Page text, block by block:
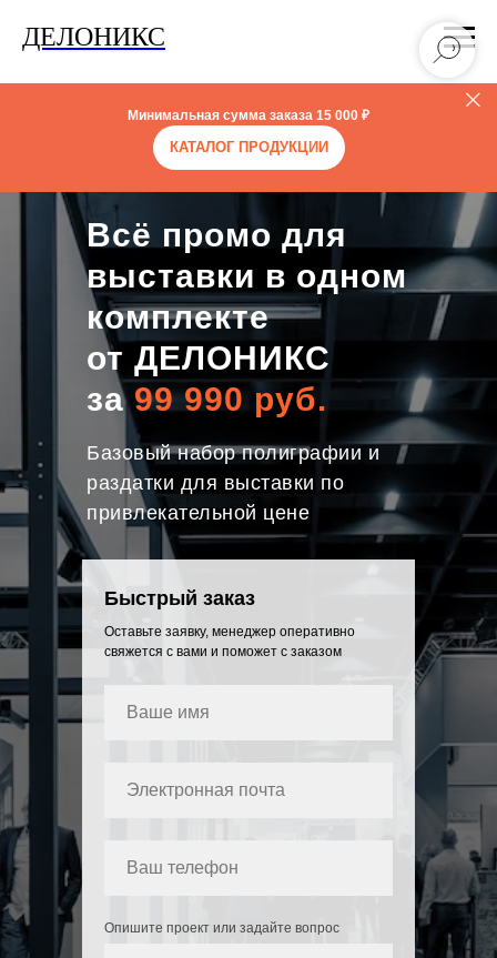
ДЕЛОНИКС
Минимальная сумма заказа 15 000 ₽
КАТАЛОГ ПРОДУКЦИИ
Всё промо для
выставки в одном
комплекте
от ДЕЛОНИКС
за99 990 руб.
Базовый набор полиграфии и
раздатки для выставки по
привлекательной цене
Быстрый заказ
Оставьте заявку, менеджер оперативно
свяжется с вами и поможет с заказом
Опишите проект или задайте вопрос